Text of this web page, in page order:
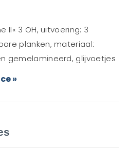
II« 3 OH, uitvoering: 3
planken, materiaal:
gemelamineerd, glijvoetjes
»